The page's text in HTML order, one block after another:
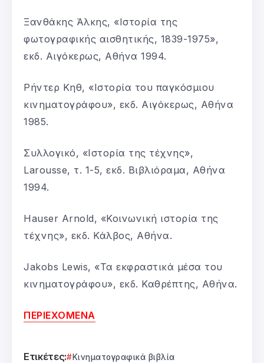
Ξανθάκης Άλκης, «Ιστορία της
φωτογραφικής αισθητικής, 1839-1975»,
εκδ. Αιγόκερως, Αθήνα 1994.
Ρήντερ Κηθ, «Ιστορία του παγκόσμιου
κινηματογράφου», εκδ. Αιγόκερως, Αθήνα
1985.
Συλλογικό, «Ιστορία της τέχνης»,
Larousse, τ. 1-5, εκδ. Βιβλιόραμα, Αθήνα
1994.
Hauser Arnold, «Κοινωνική ιστορία της
τέχνης», εκδ. Κάλβος, Αθήνα.
Jakobs Lewis, «Τα εκφραστικά μέσα του
κινηματογράφου», εκδ. Καθρέπτης, Αθήνα.
ΠΕΡΙΕΧΟΜΕΝΑ
Ετικέτες: Κινηματογραφικά βιβλία